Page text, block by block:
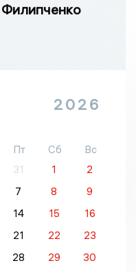
Филипченко
2026
Пт Сб
Вс
31 1
2
7 8
9
14 15
16
21 22
23
28 29
30